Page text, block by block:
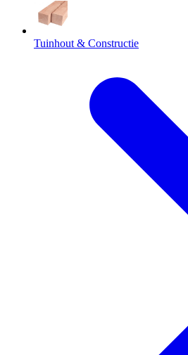
Tuinhout & Constructie